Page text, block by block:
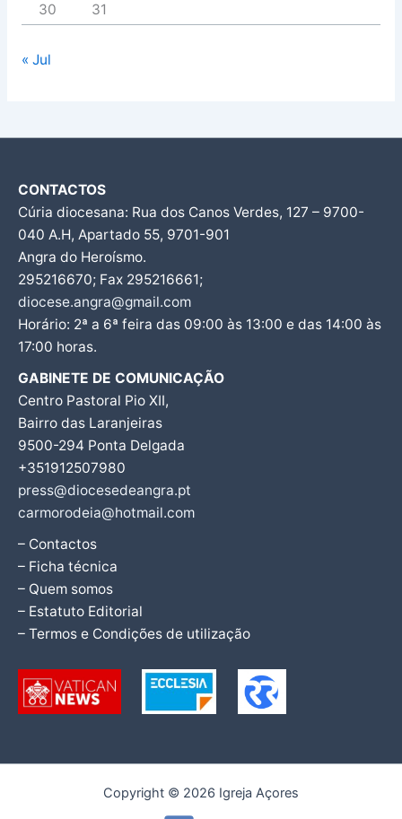
30
31
« Jul
CONTACTOS
Cúria diocesana: Rua dos Canos Verdes, 127 – 9700-
040 A.H, Apartado 55, 9701-901
Angra do Heroísmo.
295216670; Fax 295216661;
diocese.angra@gmail.com
Horário: 2ª a 6ª feira das 09:00 às 13:00 e das 14:00 às
17:00 horas.
GABINETE DE COMUNICAÇÃO
Centro Pastoral Pio XII,
Bairro das Laranjeiras
9500-294 Ponta Delgada
+351912507980
press@diocesedeangra.pt
carmorodeia@hotmail.com
– Contactos
– Ficha técnica
– Quem somos
– Estatuto Editorial
– Termos e Condições de utilização
Copyright © 2026 Igreja Açores